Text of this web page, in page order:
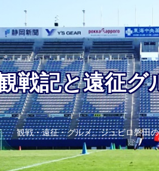
戦記と遠征
観戦・遠征・グルメ。ジュビロ磐田